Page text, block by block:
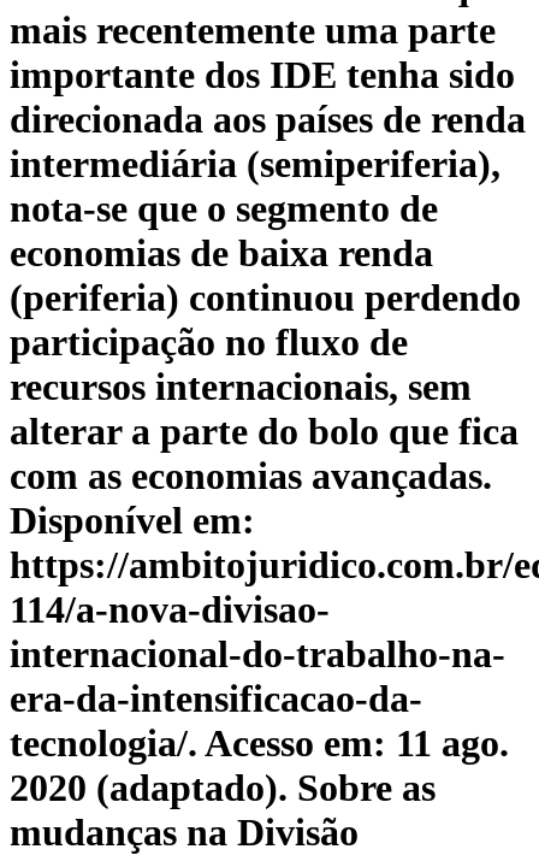
mais recentemente uma parte
importante dos IDE tenha sido
direcionada aos países de renda
intermediária (semiperiferia),
nota-se que o segmento de
economias de baixa renda
(periferia) continuou perdendo
participação no fluxo de
recursos internacionais, sem
alterar a parte do bolo que fica
com as economias avançadas.
Disponível em:
https://ambitojuridico.com.br/
114/a-nova-divisao-
internacional-do-trabalho-na-
era-da-intensificacao-da-
tecnologia/. Acesso em: 11 ago.
2020 (adaptado). Sobre as
mudanças na Divisão